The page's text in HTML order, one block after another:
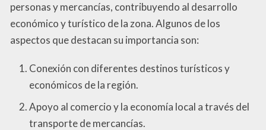
personas y mercancías, contribuyendo al desarrollo
económico y turístico de la zona. Algunos de los
aspectos que destacan su importancia son:
Conexión con diferentes destinos turísticos y
económicos de la región.
Apoyo al comercio y la economía local a través del
transporte de mercancías.